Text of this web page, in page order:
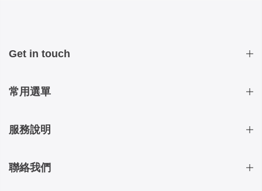
Get in touch
常用選單
服務說明
聯絡我們